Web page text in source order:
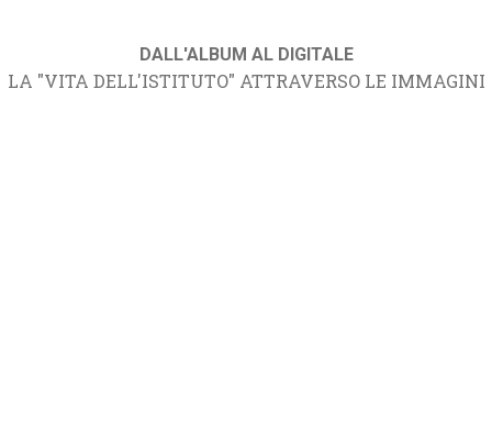
DALL'ALBUM AL DIGITALE
LA "VITA DELL'ISTITUTO" ATTRAVERSO LE IMMAGINI